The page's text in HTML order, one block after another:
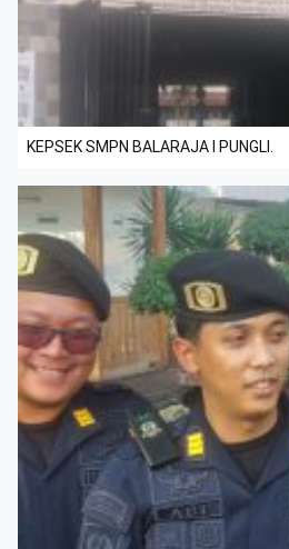
KEPSEK SMPN BALARAJA I PUNGLI.